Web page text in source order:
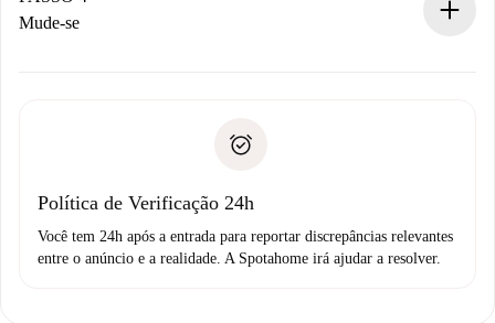
Se recusada: não cobraremos nada e ofereceremos
Débito direto bancário
Mude-se
não comunicar nenhum problema.
Política de Verificação 24h
Você tem 24h após a entrada para reportar discrepâncias relevantes
entre o anúncio e a realidade. A Spotahome irá ajudar a resolver.